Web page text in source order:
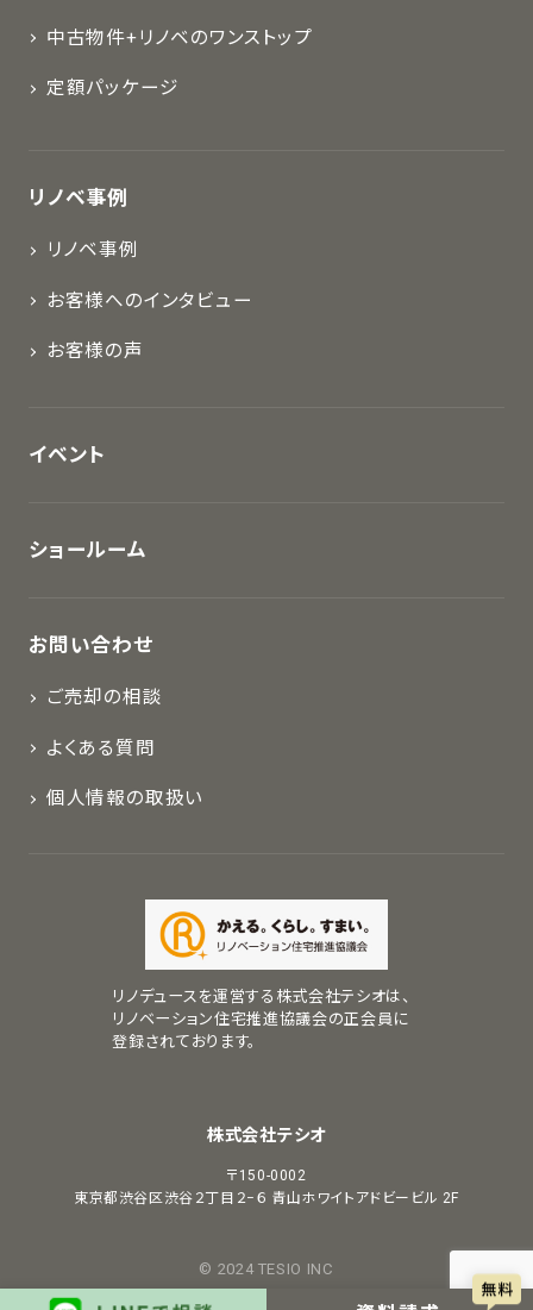
中古物件+リノベのワンストップ
定額パッケージ
リノベ事例
リノベ事例
お客様へのインタビュー
お客様の声
イベント
ショールーム
お問い合わせ
ご売却の相談
よくある質問
個人情報の取扱い
リノデュースを運営する株式会社テシオは、
リノベーション住宅推進協議会の正会員に
登録されております。
株式会社テシオ
〒150-0002
東京都渋谷区渋谷２丁目２−６ 青山ホワイトアドビービル 2F
© 2024 TESIO INC